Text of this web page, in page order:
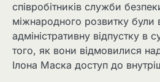
співробітників служби
міжнародного розвитку були
адміністративну відпустку в
того, як вони відмовилися
Ілона Маска доступ до